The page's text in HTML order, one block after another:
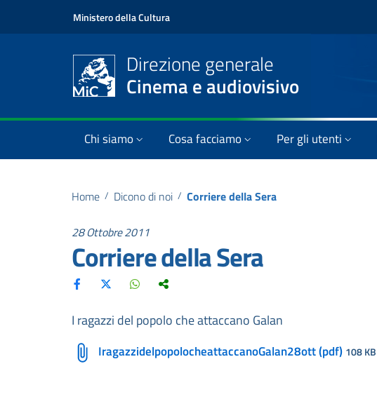
Ministero della Cultura
Direzione generale
Cinema e audiovisivo
Chi siamo Cosa facciamo Per gli utenti
Home / Dicono di noi / Corriere della Sera
28 Ottobre 2011
Corriere della Sera
I ragazzi del popolo che attaccano Galan
IragazzidelpopolocheattaccanoGalan28ott (pdf) 108 KB